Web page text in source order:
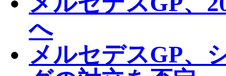
へ
メルセデスGP、